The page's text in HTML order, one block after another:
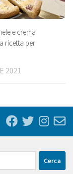
e crema
ricetta per
2021